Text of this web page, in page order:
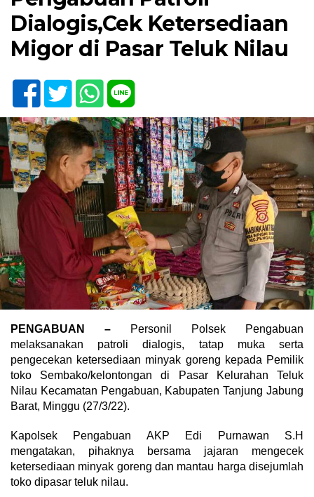
Dialogis,Cek Ketersediaan
Migor di Pasar Teluk Nilau
PENGABUAN – Personil Polsek Pengabuan
melaksanakan patroli dialogis, tatap muka serta
pengecekan ketersediaan minyak goreng kepada Pemilik
toko Sembako/kelontongan di Pasar Kelurahan Teluk
Nilau Kecamatan Pengabuan, Kabupaten Tanjung Jabung
Barat, Minggu (27/3/22).
Kapolsek Pengabuan AKP Edi Purnawan S.H
mengatakan, pihaknya bersama jajaran mengecek
ketersediaan minyak goreng dan mantau harga disejumlah
toko dipasar teluk nilau.